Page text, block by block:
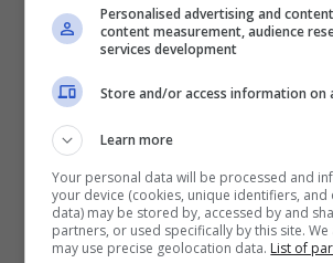
Da un punto di vista
Ce ne vuole parlare?
In regalo con ogni libro una
scaricare: i bambini potranno
storia letta da una voce
Personalised advertising and
content measurement, audience
services development
Store and/or access information on
Learn more
Your personal data will be processed and
your device (cookies, unique identifiers, and
data) may be stored by, accessed by and
partners, or used specifically by this site.
may use precise geolocation data. List of